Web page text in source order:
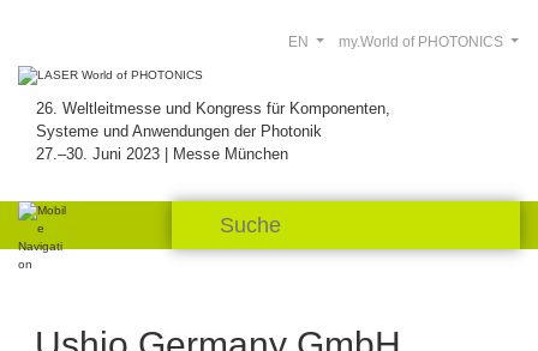
26. Weltleitmesse und Kongress für Komponenten,
Systeme und Anwendungen der Photonik
27.–30. Juni 2023 | Messe München
my.World of PHOTONICS
EN